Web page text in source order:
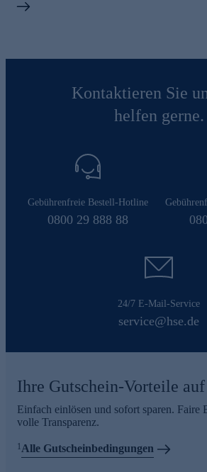
Kontaktieren Sie
helfen gerne.
Gebührenfreie Bestell-Hotline
0800 29 888 88
24/7 E-Mail-Service
service@hse.de
Ihre Gutschein-Vorteile
Einfach einlösen und sofort sparen. Faire
volle Transparenz.
1 Alle Gutscheinbedingungen